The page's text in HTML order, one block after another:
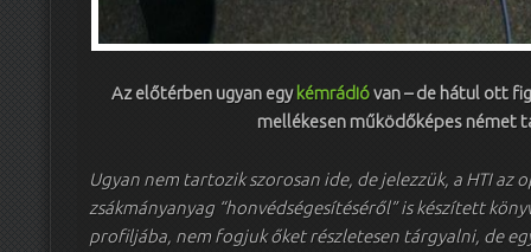
Az előtérben ugyan egy kémrádióvan – de hátul ott
mellékesen működőképes német
Ugyan nem tartozik szorosan ide, de jelezzük, a HTI az
zsákmányanyag “honvédségesítéséről” is készített
profiljába, nem fogjuk őket részletesen tárgyalni, de